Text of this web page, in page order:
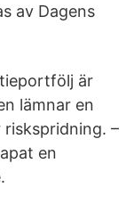
av Dagens
är
lämnar en
–
en